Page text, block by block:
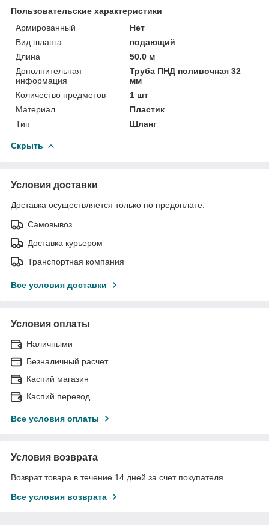
Пользовательские характеристики
Армированный
Нет
Вид шланга
подающий
Длина
50.0 м
Дополнительная
информация
Труба ПНД поливочная 32
мм
Количество предметов
1 шт
Материал
Пластик
Тип
Шланг
Скрыть
Условия доставки
Доставка осуществляется только по предоплате.
Самовывоз
Доставка курьером
Транспортная компания
Все условия доставки
Условия оплаты
Наличными
Безналичный расчет
Каспий магазин
Каспий перевод
Все условия оплаты
Условия возврата
Возврат товара в течение 14 дней за счет покупателя
Все условия возврата